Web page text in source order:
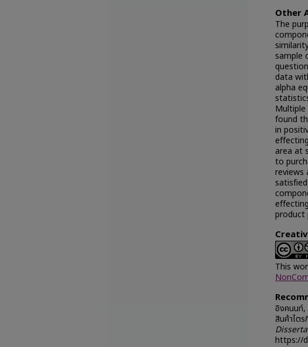
Other
The
sample
data
alpha
Multiple
found
in
area at
to
reviews
product
This
อิงคนนท์,
สินค้าไต
https://